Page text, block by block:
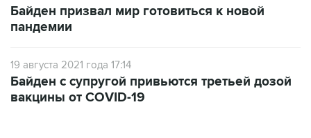
19 августа 2021 года 17:14
вакцины от COVID-19